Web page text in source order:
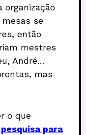
organização
se
então
mestres
André…
mas
o que
para